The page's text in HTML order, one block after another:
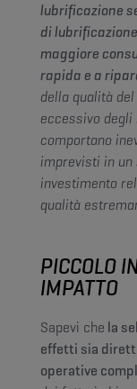
lubrificazione
di
maggiore
rapida e a
della qualità
eccessivo degli
comportano
imprevisti in un
investimento
qualità
PICCOLO
IMPATTO
Sapevi che la
effetti sia
operative